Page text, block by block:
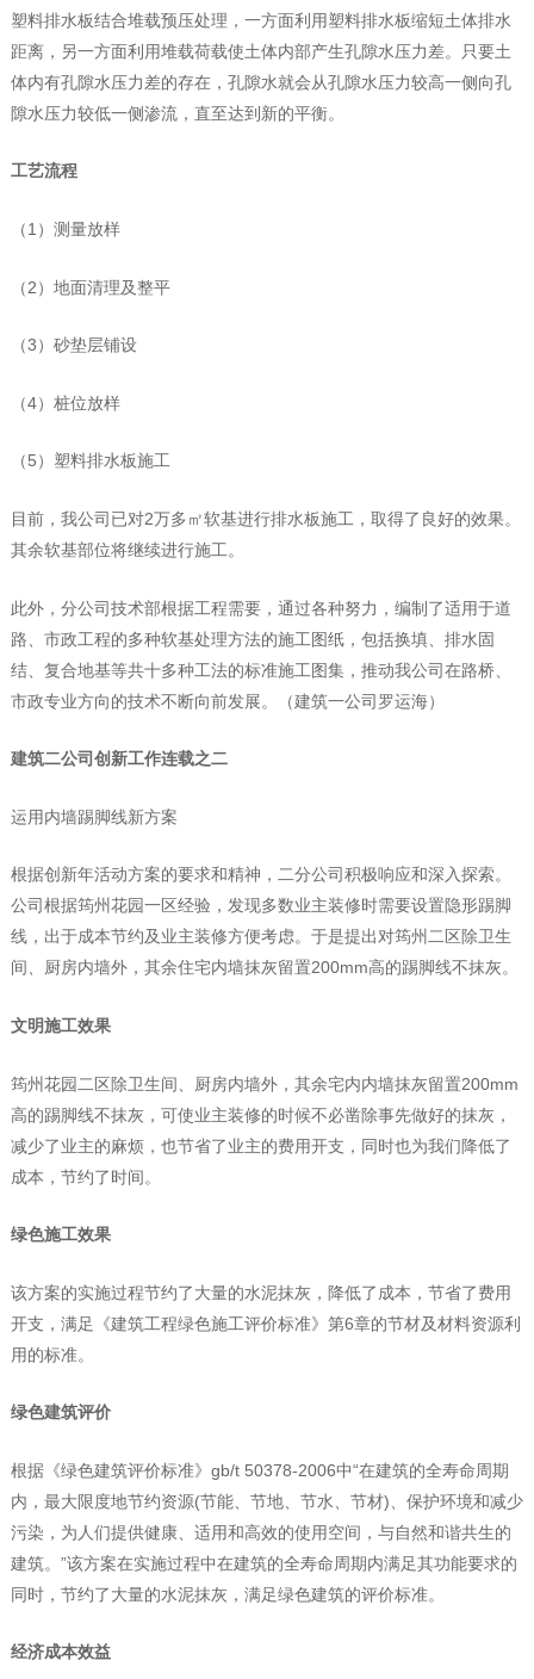
塑料排水板结合堆载预压处理，一方面利用塑料排水板缩短土体排水
距离，另一方面利用堆载荷载使土体内部产生孔隙水压力差。只要土
体内有孔隙水压力差的存在，孔隙水就会从孔隙水压力较高一侧向孔
隙水压力较低一侧渗流，直至达到新的平衡。
工艺流程
（1）测量放样
（2）地面清理及整平
（3）砂垫层铺设
（4）桩位放样
（5）塑料排水板施工
目前，我公司已对2万多㎡软基进行排水板施工，取得了良好的效果。
其余软基部位将继续进行施工。
此外，分公司技术部根据工程需要，通过各种努力，编制了适用于道
路、市政工程的多种软基处理方法的施工图纸，包括换填、排水固
结、复合地基等共十多种工法的标准施工图集，推动我公司在路桥、
市政专业方向的技术不断向前发展。（建筑一公司罗运海）
建筑二公司创新工作连载之二
运用内墙踢脚线新方案
根据创新年活动方案的要求和精神，二分公司积极响应和深入探索。
公司根据筠州花园一区经验，发现多数业主装修时需要设置隐形踢脚
线，出于成本节约及业主装修方便考虑。于是提出对筠州二区除卫生
间、厨房内墙外，其余住宅内墙抹灰留置200mm高的踢脚线不抹灰。
文明施工效果
筠州花园二区除卫生间、厨房内墙外，其余宅内内墙抹灰留置200mm
高的踢脚线不抹灰，可使业主装修的时候不必凿除事先做好的抹灰，
减少了业主的麻烦，也节省了业主的费用开支，同时也为我们降低了
成本，节约了时间。
绿色施工效果
该方案的实施过程节约了大量的水泥抹灰，降低了成本，节省了费用
开支，满足《建筑工程绿色施工评价标准》第6章的节材及材料资源利
用的标准。
绿色建筑评价
根据《绿色建筑评价标准》gb/t 50378-2006中“在建筑的全寿命周期
内，最大限度地节约资源(节能、节地、节水、节材)、保护环境和减少
污染，为人们提供健康、适用和高效的使用空间，与自然和谐共生的
建筑。”该方案在实施过程中在建筑的全寿命周期内满足其功能要求的
同时，节约了大量的水泥抹灰，满足绿色建筑的评价标准。
经济成本效益